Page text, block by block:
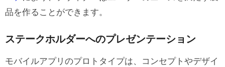
品を作ることができます。
ステークホルダーへのプレゼンテーション
モバイルアプリのプロトタイプは、コンセプトやデザイ